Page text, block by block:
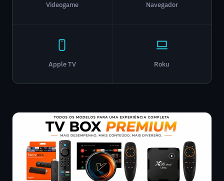
Videogame Navegador
Apple TV Roku